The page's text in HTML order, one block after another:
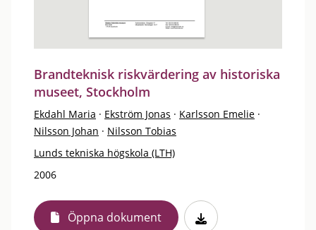
Brandteknisk riskvärdering av historiska
museet, Stockholm
Ekdahl Maria · Ekström Jonas · Karlsson Emelie ·
Nilsson Johan · Nilsson Tobias
Lunds tekniska högskola (LTH)
2006
Öppna dokument